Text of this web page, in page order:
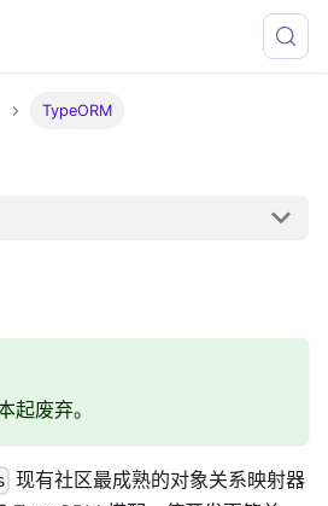
TypeORM
起废弃。
现有社区最成熟的对象关系映射器